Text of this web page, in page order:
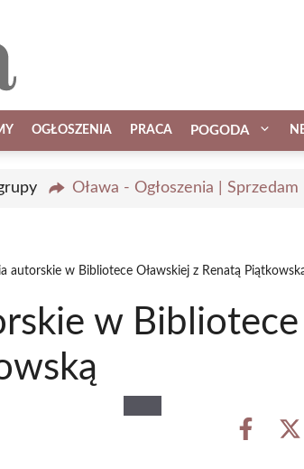
OGŁOSZENIA PRACA POGODA
Oława - Ogłoszenia |
autorskie w Bibliotece Oławskiej z Renatą
w Bibliotece
Share